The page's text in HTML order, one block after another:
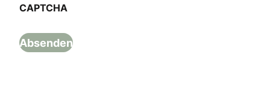
CAPTCHA